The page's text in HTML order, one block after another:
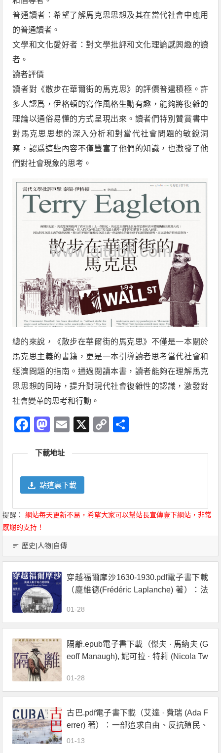
普通讀者：希望了解馬克思思想及其在當代社會中應用
的普通讀者。
文學和文化愛好者：對文學批評和文化理論感興趣的讀
者。
讀者評價
讀者對《散步在華爾街的馬克思》的評價普遍積極。許
多人認爲，伊格頓的寫作風格生動有趣，能夠將復雜的
理論以通俗易懂的方式呈現出來。讀者們特別贊賞書中
對馬克思思想的深入分析和對當代社會問題的敏銳洞
察，認爲這些內容不僅豐富了他們的知識，也激發了他
們對社會現象的思考。
總的來說，《散步在華爾街的馬克思》不僅是一本關於
馬克思主義的書籍，更是一本引導讀者思考當代社會和
經濟問題的指南。通過閱讀本書，讀者能夠在理解馬克
思思想的同時，提升對現代社會復雜性的認識，激發對
社會變革的思考和行動。
Facebook
Mastodon
Email
X
Copy
下載地址
點這裏下載
提醒：
網站每天更新不易，希望大家可以幫站長宣傳壹下網站，非常
感謝的支持！
歷史|人物|自傳
穿越福爾摩沙1630-1930.pdf電子書下載
（龐維德(Frédéric Laplanche) 著）：法
01-28
隔離.epub電子書下載（傑夫 · 馬納夫 (G
eoff Manaugh), 妮可拉 · 特莉 (Nicola Tw
來
01-28
古巴.pdf電子書下載（艾達 · 費瑞 (Ada F
errer) 著）：一部追求自由、反抗殖民、
與美國交織的史詩
01-13